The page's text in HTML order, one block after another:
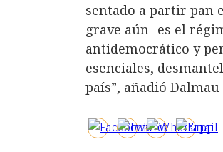
sentado a partir pan
grave aún- es el
antidemocrático y
esenciales,
país”, añadió